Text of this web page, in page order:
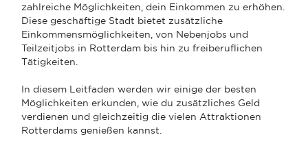
zahlreiche Möglichkeiten, dein Einkommen zu erhöhen.
Diese geschäftige Stadt bietet zusätzliche
Einkommensmöglichkeiten, von Nebenjobs und
Teilzeitjobs in Rotterdam bis hin zu freiberuflichen
Tätigkeiten.
In diesem Leitfaden werden wir einige der besten
Möglichkeiten erkunden, wie du zusätzliches Geld
verdienen und gleichzeitig die vielen Attraktionen
Rotterdams genießen kannst.